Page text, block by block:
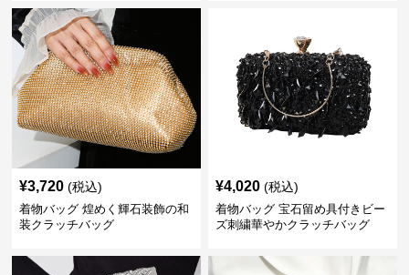
¥3,720 (税込)
着物バッグ 煌めく輝石装飾の和
装クラッチバッグ
¥4,020 (税込)
着物バッグ 宝石留め具付きビー
ズ刺繍華やかクラッチバッグ